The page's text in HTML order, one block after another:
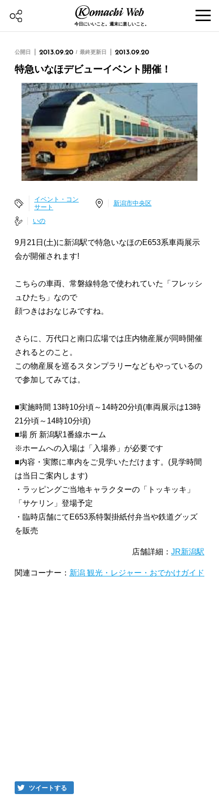
今日にいいこと。週末に楽しいこと。
公開日 2013.09.20 最終更新日 2013.09.20
特急いなほデビューイベント開催！
イベント・コン
サート
新潟市中央区
いの
9月21日(土)に新潟駅で特急いなほのE653系車両展示
会が開催されます!
こちらの車両、常磐線特急で使われていた「フレッシ
ュひたち」なので
顔つきはおなじみですね。
さらに、万代口と南口広場では庄内物産展が同時開催
されるとのこと。
この物産展を巡るスタンプラリーなどもやっているの
で参加してみては。
■実施時間 13時10分頃～14時20分頃(車両展示は13時
21分頃～14時10分頃)
■場 所 新潟駅1番線ホーム
※ホームへの入場は「入場券」が必要です
■内容・実際に車内をご見学いただけます。(見学時間
は当日ご案内します)
・ラッピングご当地キャラクターの「トッキッキ」
「サケリン」登場予定
・臨時店舗にてE653系特製掛紙付弁当や鉄道グッズ
を販売
店舗詳細： JR新潟駅
関連コーナー： 新潟 観光・レジャー・おでかけガイド
ツイートする